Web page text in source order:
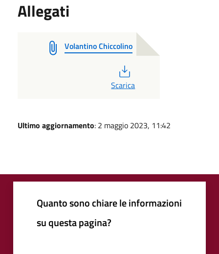
Allegati
Volantino Chiccolino
Scarica
Ultimo aggiornamento: 2 maggio 2023, 11:42
Quanto sono chiare le informazioni
su questa pagina?